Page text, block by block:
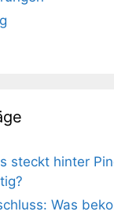
steckt hinter
Was